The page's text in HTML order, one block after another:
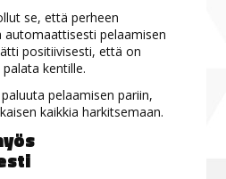
se, että perheen
pelaamisen
positiivisesti, että on
kentille.
pelaamisen pariin,
kaikkia harkitsemaan.